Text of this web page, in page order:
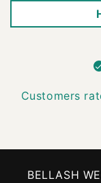
Customers
BELLASH